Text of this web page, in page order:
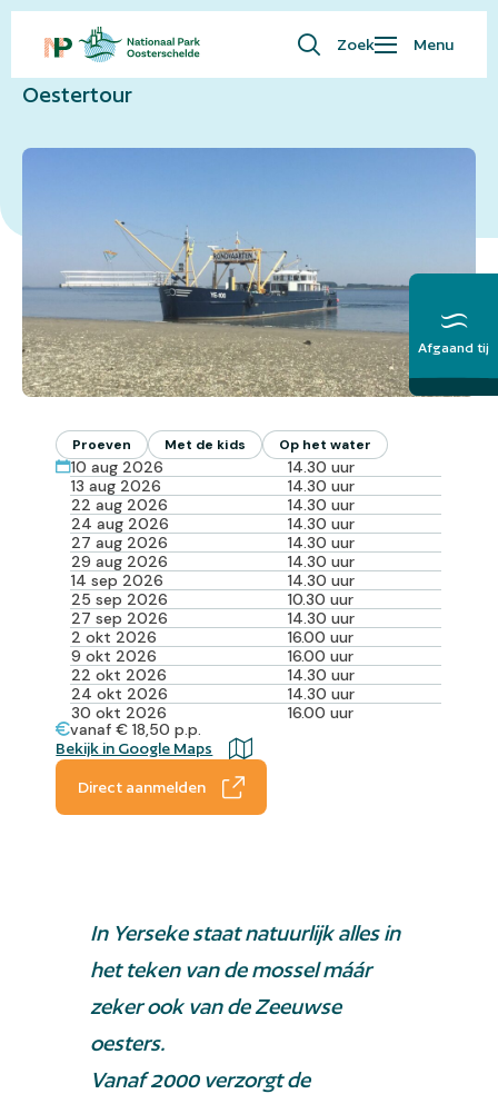
Zoek Menu
Bezoekersinfo
Eropuit
Natuur
Over ons
English
Meer over het
Getij
Waar ben je naar op zoek?
Naar overzicht
Oestertour
Proeven Met de kids Op het water
10 aug 2026
14.30 uur
13 aug 2026
14.30 uur
22 aug 2026
14.30 uur
24 aug 2026
14.30 uur
27 aug 2026
14.30 uur
29 aug 2026
14.30 uur
14 sep 2026
14.30 uur
25 sep 2026
10.30 uur
27 sep 2026
14.30 uur
2 okt 2026
16.00 uur
9 okt 2026
16.00 uur
22 okt 2026
14.30 uur
24 okt 2026
14.30 uur
30 okt 2026
16.00 uur
vanaf € 18,50 p.p.
Bekijk in Google Maps
Direct aanmelden
In Yerseke staat natuurlijk alles in
het teken van de mossel máár
zeker ook van de Zeeuwse
oesters.
Vanaf 2000 verzorgt de
Afgaand tij